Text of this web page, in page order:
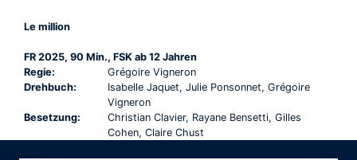
Le million
FR 2025, 90 Min., FSK ab 12 Jahren
Regie:
Grégoire Vigneron
Drehbuch:
Isabelle Jaquet, Julie Ponsonnet, Grégoire
Vigneron
Besetzung:
Christian Clavier, Rayane Bensetti, Gilles
Cohen, Claire Chust